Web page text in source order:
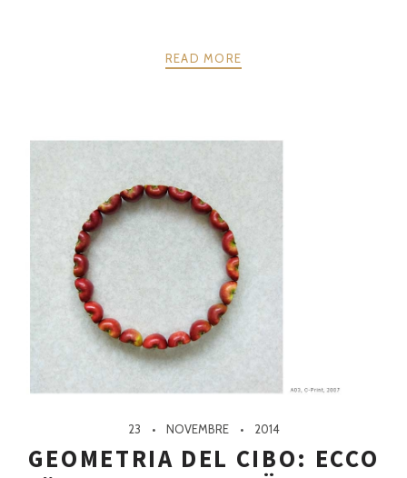
READ MORE
23 NOVEMBRE 2014
GEOMETRIA DEL CIBO: ECCO